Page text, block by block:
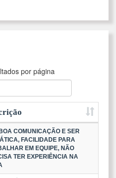
por página
COMUNICAÇÃO E SER
FACILIDADE PARA
EM EQUIPE, NÃO
TER EXPERIÊNCIA NA